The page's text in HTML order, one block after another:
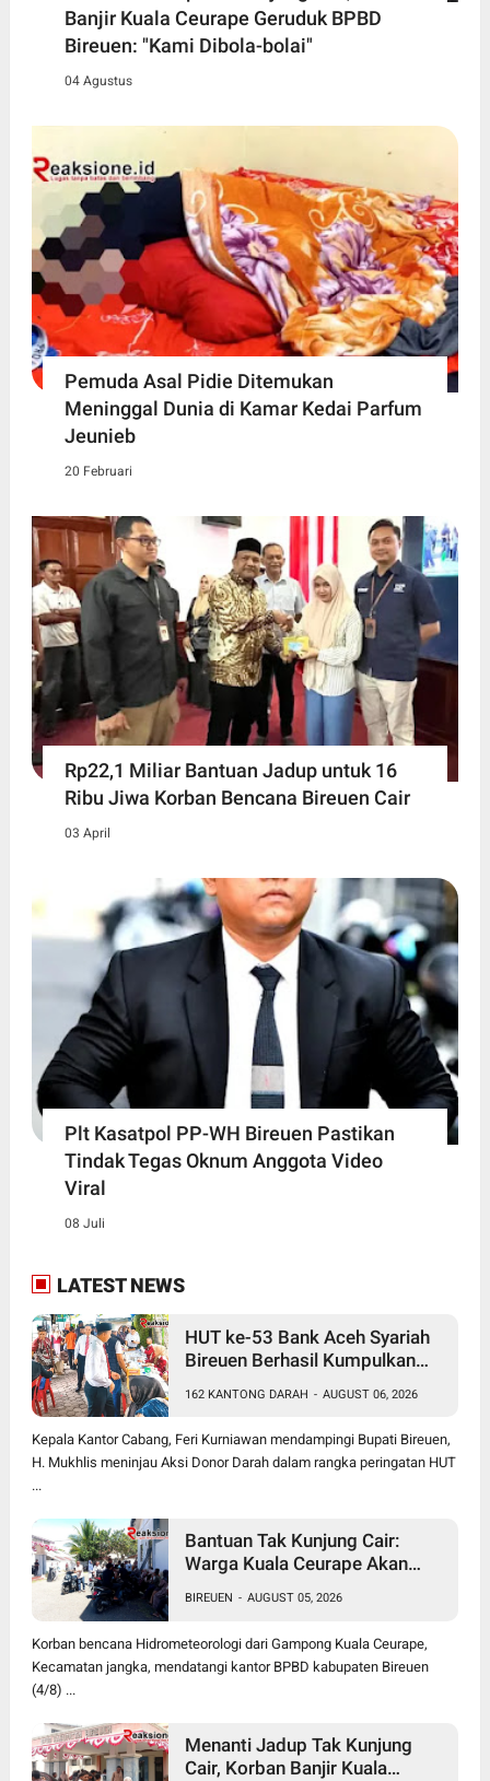
Banjir Kuala Ceurape Geruduk BPBD
Bireuen: "Kami Dibola-bolai"
04 Agustus
Pemuda Asal Pidie Ditemukan
Meninggal Dunia di Kamar Kedai Parfum
Jeunieb
20 Februari
Rp22,1 Miliar Bantuan Jadup untuk 16
Ribu Jiwa Korban Bencana Bireuen Cair
03 April
Plt Kasatpol PP-WH Bireuen Pastikan
Tindak Tegas Oknum Anggota Video
Viral
08 Juli
LATEST NEWS
HUT ke-53 Bank Aceh Syariah
Bireuen Berhasil Kumpulkan
162 KANTONG DARAH - AUGUST 06, 2026
Kepala Kantor Cabang, Feri Kurniawan mendampingi Bupati Bireuen,
H. Mukhlis meninjau Aksi Donor Darah dalam rangka peringatan HUT
...
Bantuan Tak Kunjung Cair:
Warga Kuala Ceurape Akan
BIREUEN - AUGUST 05, 2026
Korban bencana Hidrometeorologi dari Gampong Kuala Ceurape,
Kecamatan jangka, mendatangi kantor BPBD kabupaten Bireuen
(4/8) ...
Menanti Jadup Tak Kunjung
Cair, Korban Banjir Kuala